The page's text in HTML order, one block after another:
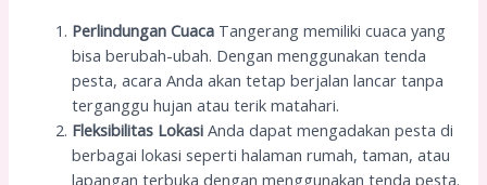
Perlindungan Cuaca Tangerang memiliki cuaca yang
bisa berubah-ubah. Dengan menggunakan tenda
pesta, acara Anda akan tetap berjalan lancar tanpa
terganggu hujan atau terik matahari.
Fleksibilitas Lokasi Anda dapat mengadakan pesta di
berbagai lokasi seperti halaman rumah, taman, atau
lapangan terbuka dengan menggunakan tenda pesta.